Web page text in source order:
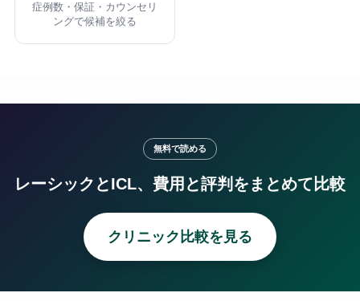
症例数・保証・カウンセリ
ングで候補を絞る
無料で読める
レーシックとICL、費用と評判をまとめて比較
クリニック比較を見る